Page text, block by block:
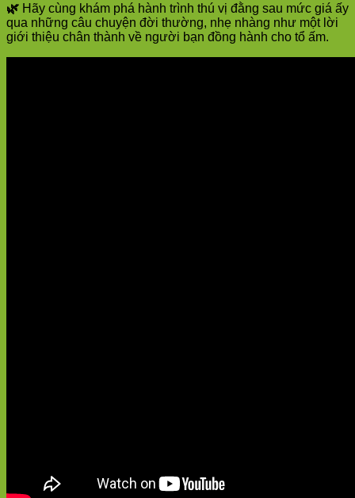
🌿 Hãy cùng khám phá hành trình thú vị đằng sau mức giá ấy
qua những câu chuyện đời thường, nhẹ nhàng như một lời
giới thiệu chân thành về người bạn đồng hành cho tổ ấm.